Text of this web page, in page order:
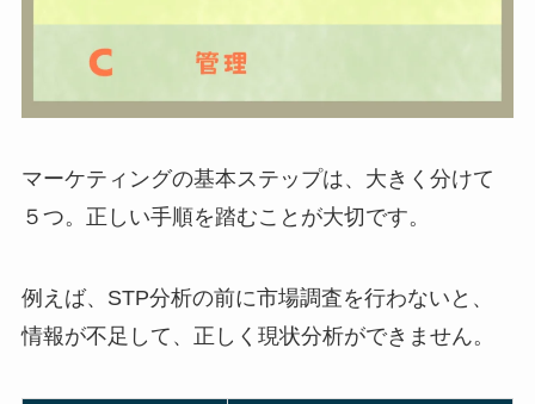
マーケティングの基本ステップは、大きく分けて
５つ。正しい手順を踏むことが大切です。
例えば、STP分析の前に市場調査を行わないと、
情報が不足して、正しく現状分析ができません。